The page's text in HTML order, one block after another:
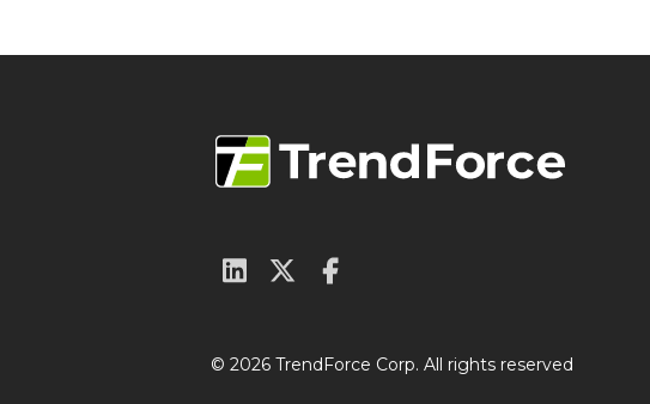
© 2026 TrendForce Corp. All rights reserved